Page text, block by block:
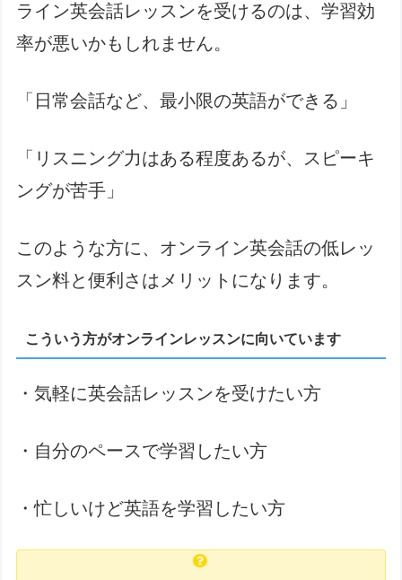
ライン英会話レッスンを受けるのは、学習効
率が悪いかもしれません。
「日常会話など、最小限の英語ができる」
「リスニング力はある程度あるが、スピーキ
ングが苦手」
このような方に、オンライン英会話の低レッ
スン料と便利さはメリットになります。
こういう方がオンラインレッスンに向いています
・気軽に英会話レッスンを受けたい方
・自分のペースで学習したい方
・忙しいけど英語を学習したい方